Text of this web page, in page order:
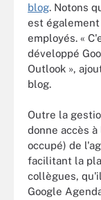
blog. Notons
est
employés. «
développé
Outlook »,
blog.
Outre la
donne accès
occupé) de
facilitant la
collègues,
Google